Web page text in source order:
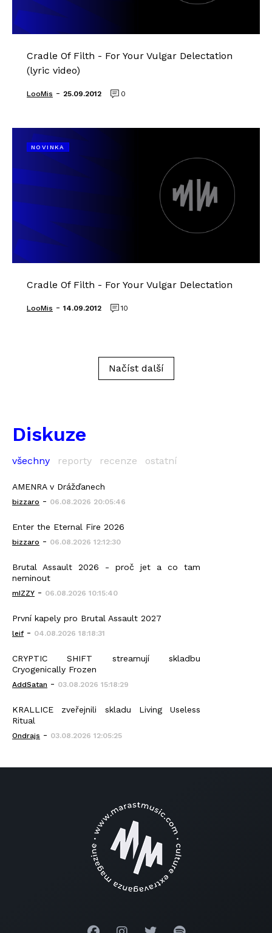
Cradle Of Filth - For Your Vulgar Delectation
(lyric video)
LooMis - 25.09.2012 0
NOVINKA
Cradle Of Filth - For Your Vulgar Delectation
LooMis - 14.09.2012 10
Načíst další
Diskuze
všechny reporty recenze ostatní
AMENRA v Drážďanech
bizzaro - 06.08.2026 20:05:46
Enter the Eternal Fire 2026
bizzaro - 06.08.2026 12:12:30
Brutal Assault 2026 - proč jet a co tam
neminout
mIZZY - 06.08.2026 10:15:40
První kapely pro Brutal Assault 2027
leif - 04.08.2026 18:18:31
CRYPTIC SHIFT streamují skladbu
Cryogenically Frozen
AddSatan - 03.08.2026 15:18:29
KRALLICE zveřejnili skladu Living Useless
Ritual
Ondrajs - 03.08.2026 12:05:25